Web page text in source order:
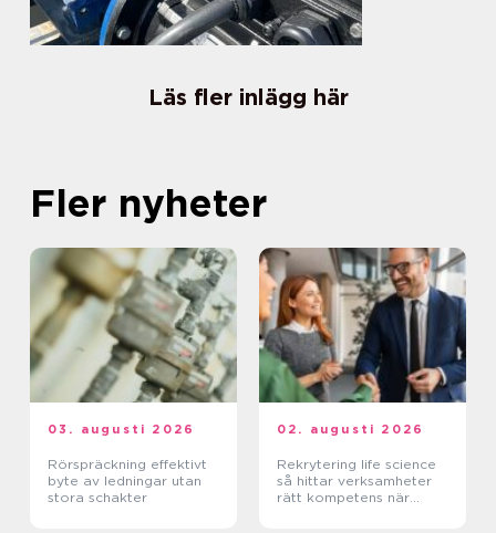
Läs fler inlägg här
Fler nyheter
03. augusti 2026
Rörspräckning effektivt
byte av ledningar utan
stora schakter
02. augusti 2026
Rekrytering life science
så hittar verksamheter
rätt kompetens när